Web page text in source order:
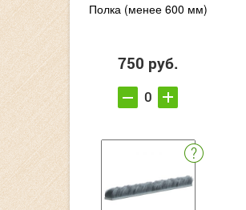
Полка (менее 600 мм)
750 руб.